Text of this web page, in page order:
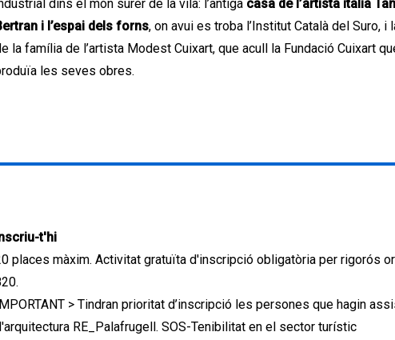
dins el món surer de la vila: l’antiga casa de l’artista italià
i l’espai dels forns, on avui es troba l’Institut Català del Suro, i
la família de l’artista Modest Cuixart, que acull la Fundació Cuixart
les seves obres.
t'hi
places màxim. Activitat gratuïta d'inscripció obligatòria per rigorós
> Tindran prioritat d’inscripció les persones que hagin
RE_Palafrugell. SOS-Tenibilitat en el sector turístic